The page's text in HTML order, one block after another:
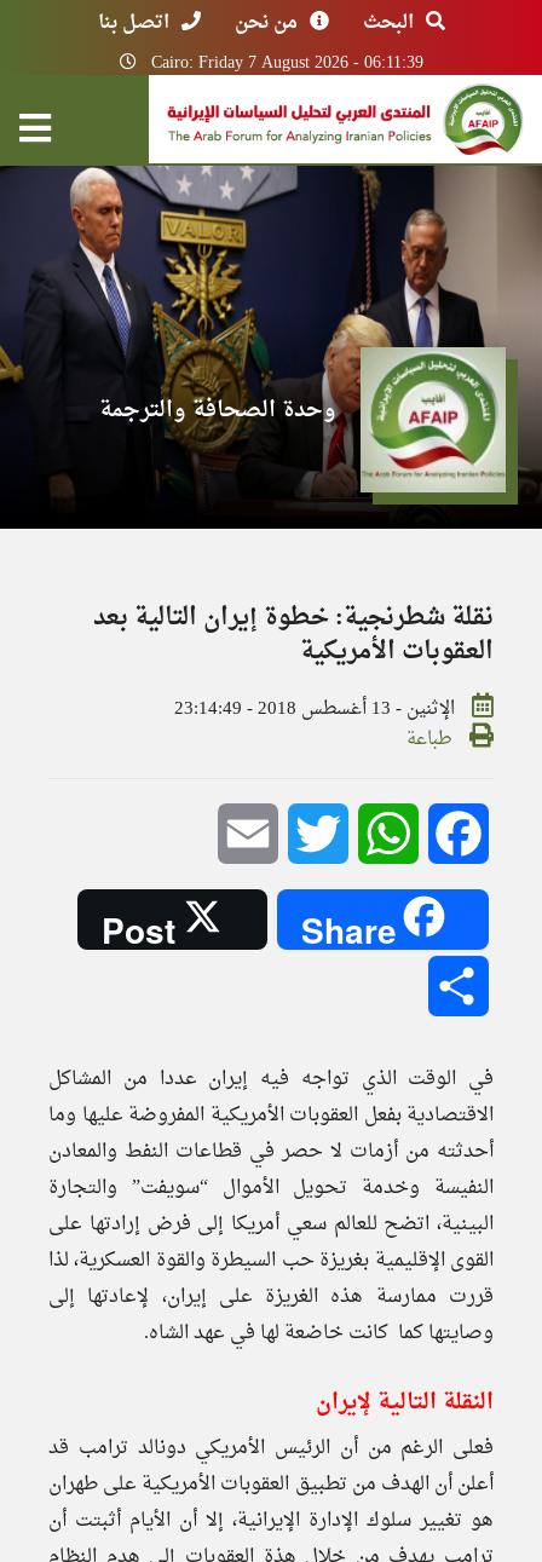
البحث من نحن اتصل بنا
Cairo: Friday 7 August 2026 - 06:11:39
وحدة الصحافة والترجمة
نقلة شطرنجية: خطوة إيران التالية بعد
العقوبات الأمريكية
الإثنين - 13 أغسطس 2018 - 23:14:49
طباعة
Facebook
WhatsApp
Twitter
Share
Post
في الوقت الذي تواجه فيه إيران عددا من المشاكل
الاقتصادية بفعل العقوبات الأمريكية المفروضة عليها وما
أحدثته من أزمات لا حصر في قطاعات النفط والمعادن
النفيسة وخدمة تحويل الأموال “سويفت” والتجارة
البينية، اتضح للعالم سعي أمريكا إلى فرض إرادتها على
القوى الإقليمية بغريزة حب السيطرة والقوة العسكرية، لذا
قررت ممارسة هذه الغريزة على إيران، لإعادتها إلى
وصايتها كما كانت خاضعة لها في عهد الشاه.
النقلة التالية لإيران
فعلى الرغم من أن الرئيس الأمريكي دونالد ترامب قد
أعلن أن الهدف من تطبيق العقوبات الأمريكية على طهران
هو تغيير سلوك الإدارة الإيرانية، إلا أن الأيام أثبتت أن